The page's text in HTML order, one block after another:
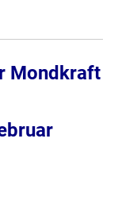
Mondkraft